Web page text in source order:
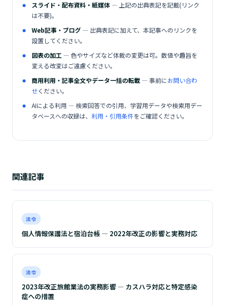
スライド・配布資料・紙媒体 — 上記の出典表記を記載(リンク
は不要)。
Web記事・ブログ — 出典表記に加えて、本記事へのリンクを
設置してください。
図表の加工 — 色やサイズなど体裁の変更は可。数値や趣旨を
変える改変はご遠慮ください。
商用利用・記事全文やデータ一括の転載 — 事前にお問い合わ
せください。
AIによる利用 — 検索回答での引用、学習用データや検索用デー
タベースへの収録は、 利用・引用条件をご確認ください。
関連記事
法令
個人情報保護法と宿泊台帳 ― 2022年改正の影響と実務対応
法令
2023年改正旅館業法の実務影響 ― カスハラ対応と特定感染
症への措置